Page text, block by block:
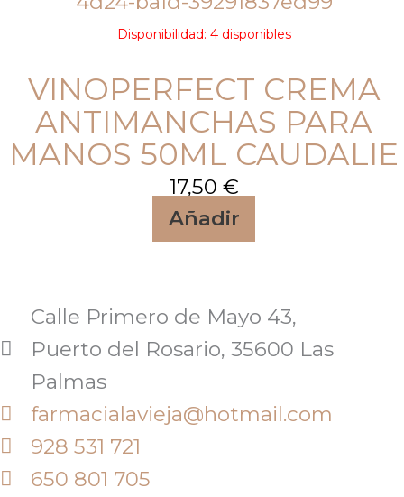
Disponibilidad: 4 disponibles
VINOPERFECT CREMA
ANTIMANCHAS PARA
MANOS 50ML CAUDALIE
17,50 €
Añadir
Calle Primero de Mayo 43,
Puerto del Rosario, 35600 Las
Palmas
farmacialavieja@hotmail.com
928 531 721
650 801 705